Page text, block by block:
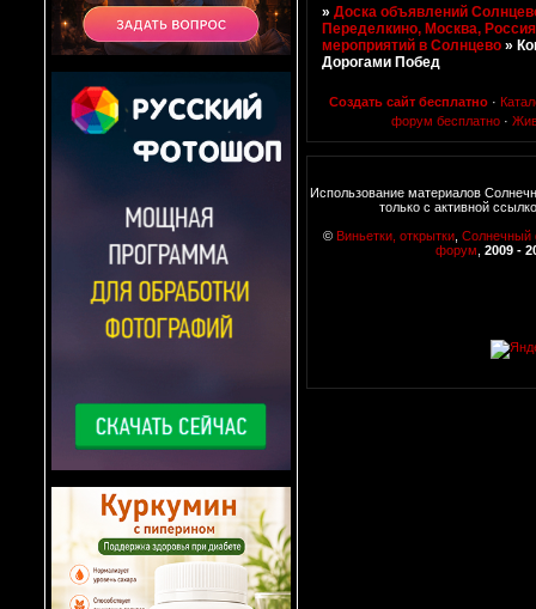
»Доска объявлений
Переделкино, Москва, Россия
мероприятий в Солнцево »
Дорогами Побед
Создать сайт бесплатно ·
форум бесплатно ·
Использование материалов
только с активной
© Виньетки, открытки Солнечный
форум 2009 -